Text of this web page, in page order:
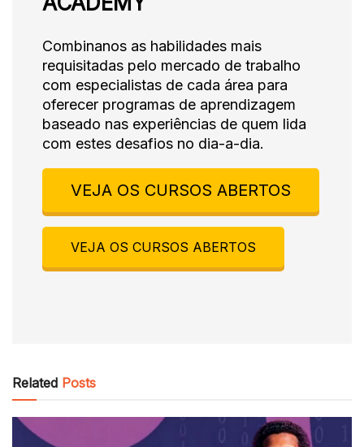
Combinanos as habilidades mais
requisitadas pelo mercado de trabalho
com especialistas de cada área para
oferecer programas de aprendizagem
baseado nas experiências de quem lida
com estes desafios no dia-a-dia.
VEJA OS CURSOS ABERTOS
VEJA OS CURSOS ABERTOS
Related Posts